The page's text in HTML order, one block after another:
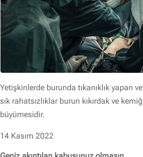
Yetişkinlerde burunda tıkanıklık yapan
sık rahatsızlıklar burun kıkırdak ve
büyümesidir.
14 Kasım 2022